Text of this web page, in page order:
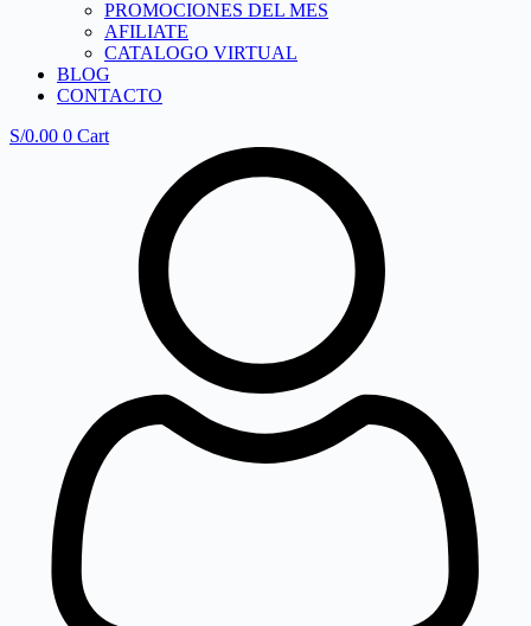
PROMOCIONES DEL MES
AFILIATE
CATALOGO VIRTUAL
BLOG
CONTACTO
S/0.00 0 Cart